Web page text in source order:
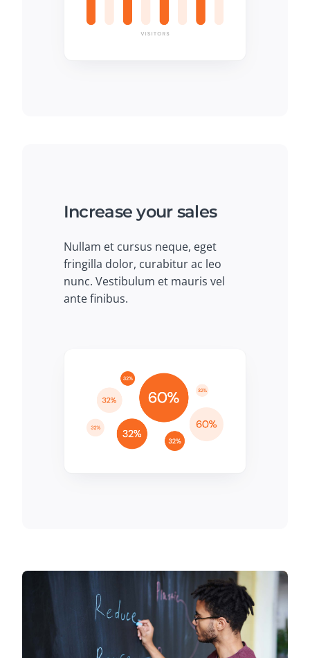
Increase your sales
Nullam et cursus neque, eget
fringilla dolor, curabitur ac leo
nunc. Vestibulum et mauris vel
ante finibus.